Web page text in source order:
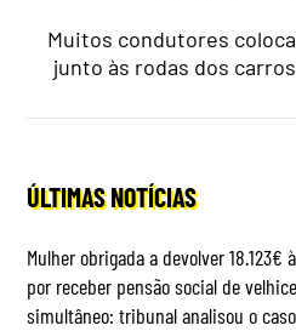
Muitos condutores
junto às rodas dos
ÚLTIMAS NOTÍCIAS
Mulher obrigada a devolver 18.123€
por receber pensão social de
simultâneo: tribunal analisou o caso